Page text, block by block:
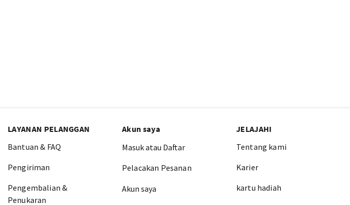
LAYANAN PELANGGAN
Bantuan & FAQ
Pengiriman
Pengembalian &
Penukaran
Akun saya
Masuk atau Daftar
Pelacakan Pesanan
Akun saya
JELAJAHI
Tentang kami
Karier
kartu hadiah